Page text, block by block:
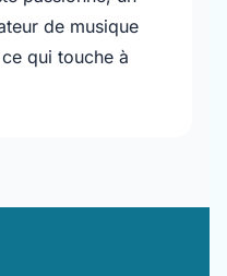
de musique
qui touche à